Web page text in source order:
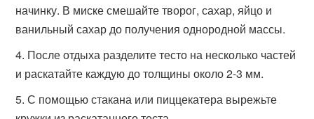
начинку. В миске смешайте творог, сахар, яйцо и
ванильный сахар до получения однородной массы.
После отдыха разделите тесто на несколько частей
и раскатайте каждую до толщины около 2-3 мм.
С помощью стакана или пиццекатера вырежьте